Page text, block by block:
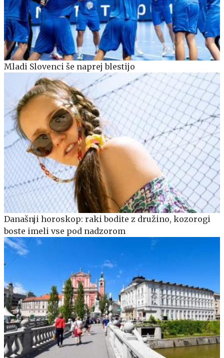
Mladi Slovenci še naprej blestijo
Današnji horoskop: raki bodite z družino, kozorogi
boste imeli vse pod nadzorom